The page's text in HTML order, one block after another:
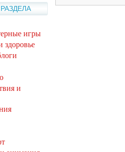
игры
здоровье
и